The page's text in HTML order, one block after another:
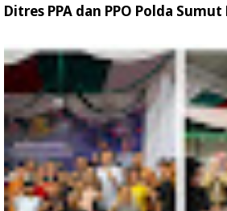
Ditres PPA dan PPO Polda